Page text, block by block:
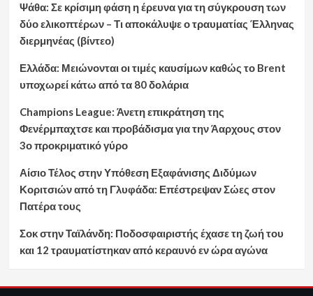
Ψάθα: Σε κρίσιμη φάση η έρευνα για τη σύγκρουση των
δύο ελικοπτέρων – Τι αποκάλυψε ο τραυματίας Έλληνας
διερμηνέας (βίντεο)
Ελλάδα: Μειώνονται οι τιμές καυσίμων καθώς το Brent
υποχωρεί κάτω από τα 80 δολάρια
Champions League: Άνετη επικράτηση της
Φενέρμπαχτσε και προβάδισμα για την Άαρχους στον
3ο προκριματικό γύρο
Αίσιο Τέλος στην Υπόθεση Εξαφάνισης Διδύμων
Κοριτσιών από τη Γλυφάδα: Επέστρεψαν Σώες στον
Πατέρα τους
Σοκ στην Ταϊλάνδη: Ποδοσφαιριστής έχασε τη ζωή του
και 12 τραυματίστηκαν από κεραυνό εν ώρα αγώνα